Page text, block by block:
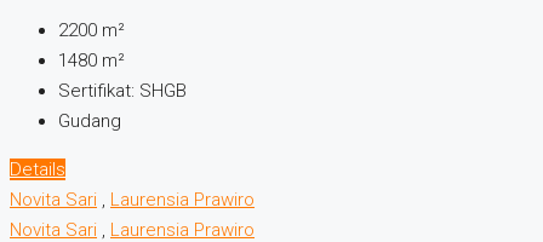
2200 m²
1480 m²
Sertifikat: SHGB
Gudang
Details
Novita Sari , Laurensia Prawiro
Novita Sari , Laurensia Prawiro